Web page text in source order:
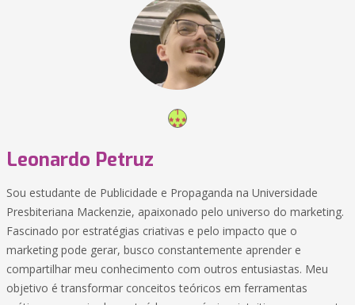
Leonardo Petruz
Sou estudante de Publicidade e Propaganda na Universidade
Presbiteriana Mackenzie, apaixonado pelo universo do marketing.
Fascinado por estratégias criativas e pelo impacto que o
marketing pode gerar, busco constantemente aprender e
compartilhar meu conhecimento com outros entusiastas. Meu
objetivo é transformar conceitos teóricos em ferramentas